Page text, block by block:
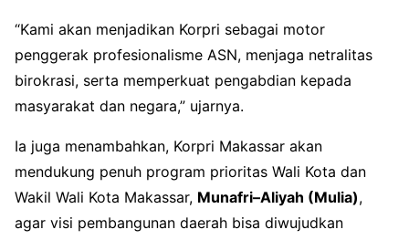
“Kami akan menjadikan Korpri sebagai motor
penggerak profesionalisme ASN, menjaga netralitas
birokrasi, serta memperkuat pengabdian kepada
masyarakat dan negara,” ujarnya.
Ia juga menambahkan, Korpri Makassar akan
mendukung penuh program prioritas Wali Kota dan
Wakil Wali Kota Makassar, Munafri–Aliyah (Mulia),
agar visi pembangunan daerah bisa diwujudkan